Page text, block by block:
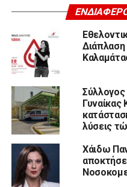
Διάπλαση
Σύλλογος
Γυναίκας
λύσεις
Χάιδω